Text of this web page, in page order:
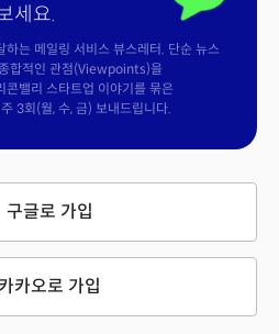
세요.
하는 메일링 서비스 뷰스레터. 단순 뉴스
합적인 관점(Viewpoints)을
콘밸리 스타트업 이야기를 묶은
3회(월, 수, 금) 보내드립니다.
구글로 가입
카카오로 가입